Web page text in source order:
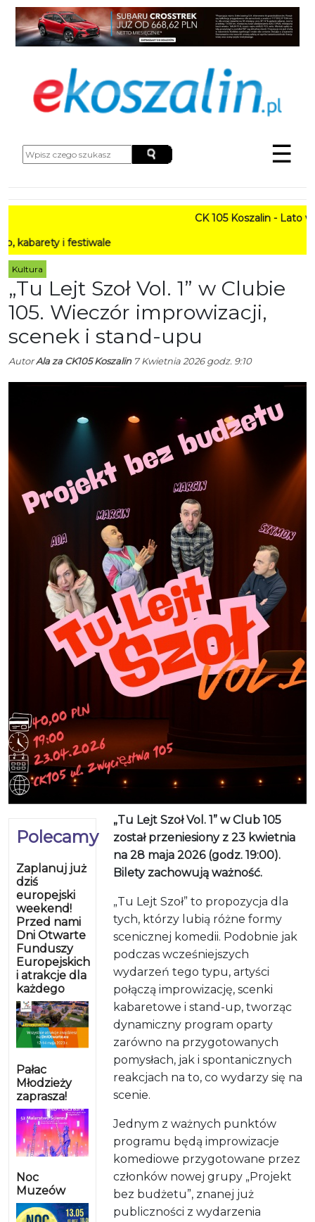
☰
CK 105 Koszalin - Lato w
i festiwale
Kultura
„Tu Lejt Szoł Vol. 1” w Clubie
105. Wieczór improwizacji,
scenek i stand-upu
AutorAla za CK105 Koszalin7 Kwietnia 2026 godz. 9:10
Polecamy
Zaplanuj już
dziś
europejski
weekend!
Przed nami
Dni Otwarte
Funduszy
Europejskich
i atrakcje dla
każdego
Pałac
Młodzieży
zaprasza!
Noc
Muzeów
„Tu Lejt Szoł Vol. 1” w Club 105
został przeniesiony z 23 kwietnia
na 28 maja 2026 (godz. 19:00).
Bilety zachowują ważność.
„Tu Lejt Szoł” to propozycja dla
tych, którzy lubią różne formy
scenicznej komedii. Podobnie jak
podczas wcześniejszych
wydarzeń tego typu, artyści
połączą improwizację, scenki
kabaretowe i stand-up, tworząc
dynamiczny program oparty
zarówno na przygotowanych
pomysłach, jak i spontanicznych
reakcjach na to, co wydarzy się na
scenie.
Jednym z ważnych punktów
programu będą improwizacje
komediowe przygotowane przez
członków nowej grupy „Projekt
bez budżetu”, znanej już
publiczności z wydarzenia